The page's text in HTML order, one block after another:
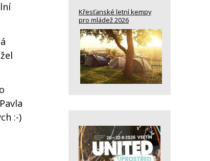
:-)
Křesťanské letní kempy
pro mládež 2026